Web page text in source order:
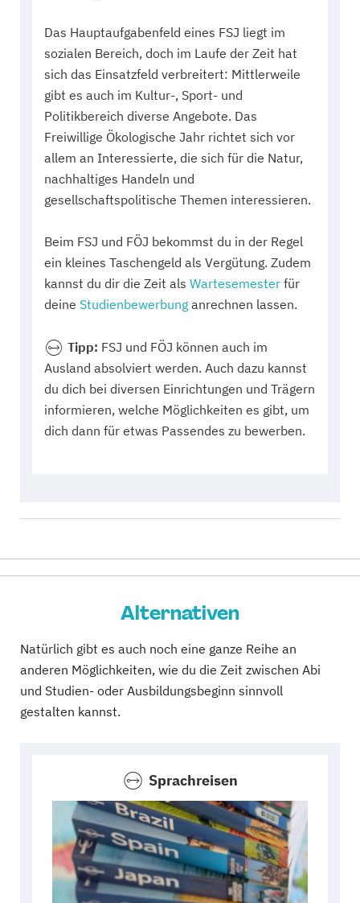
Das Hauptaufgabenfeld eines FSJ liegt im
sozialen Bereich, doch im Laufe der Zeit hat
sich das Einsatzfeld verbreitert: Mittlerweile
gibt es auch im Kultur-, Sport- und
Politikbereich diverse Angebote. Das
Freiwillige Ökologische Jahr richtet sich vor
allem an Interessierte, die sich für die Natur,
nachhaltiges Handeln und
gesellschaftspolitische Themen interessieren.
Beim FSJ und FÖJ bekommst du in der Regel
ein kleines Taschengeld als Vergütung. Zudem
kannst du dir die Zeit als Wartesemester für
deine Studienbewerbung anrechnen lassen.
Tipp: FSJ und FÖJ können auch im
Ausland absolviert werden. Auch dazu kannst
du dich bei diversen Einrichtungen und Trägern
informieren, welche Möglichkeiten es gibt, um
dich dann für etwas Passendes zu bewerben.
Alternativen
Natürlich gibt es auch noch eine ganze Reihe an
anderen Möglichkeiten, wie du die Zeit zwischen Abi
und Studien- oder Ausbildungsbeginn sinnvoll
gestalten kannst.
Sprachreisen